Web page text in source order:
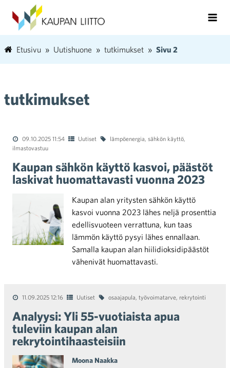
Etusivu Uutishuone tutkimukset Sivu 2
tutkimukset
09.10.2025 11:54 Uutiset lämpöenergia, sähkön käyttö,
ilmastovastuu
Kaupan sähkön käyttö kasvoi, päästöt
laskivat huomattavasti vuonna 2023
Kaupan alan yritysten sähkön käyttö
kasvoi vuonna 2023 lähes neljä prosenttia
edellisvuoteen verrattuna, kun taas
lämmön käyttö pysyi lähes ennallaan.
Samalla kaupan alan hiilidioksidipäästöt
vähenivät huomattavasti.
11.09.2025 12:16 Uutiset osaajapula, työvoimatarve, rekrytointi
Analyysi: Yli 55-vuotiaista apua
tuleviin kaupan alan
rekrytointihaasteisiin
Moona Naakka